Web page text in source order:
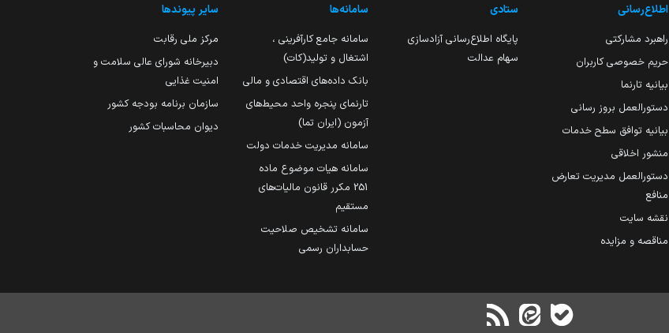
اطلاع‌رسانی
راهبرد مشارکتی
حریم خصوصی کاربران
بیانیه تارنما
دستورالعمل بروز رسانی
بیانیه توافق سطح خدمات
منشور اخلاقی
دستورالعمل مدیریت تعارض
منافع
نقشه سایت
مناقصه و مزایده
ستادی
پایگاه اطلاع‌رسانی آزادسازی
سهام عدالت
سامانه‌ها
سامانه جامع کارآفرینی ،
اشتغال و تولید(کات)
بانک داده‌های اقتصادی و مالی
تارنمای پنجره واحد محیط‌های
آزمون (ایران تما)
سامانه مدیریت خدمات دولت
سامانه هیات موضوع ماده
251 مکرر قانون مالیات‌های
مستقیم
سامانه تشخیص صلاحیت
حسابداران رسمی
سایر پیوندها
مرکز ملی رقابت
دبیرخانه شورای عالی سلامت و
امنیت غذایی
سازمان برنامه بودجه کشور
دیوان محاسبات کشور